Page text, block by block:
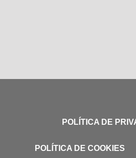
POLÍTICA DE
POLÍTICA DE COOKIES